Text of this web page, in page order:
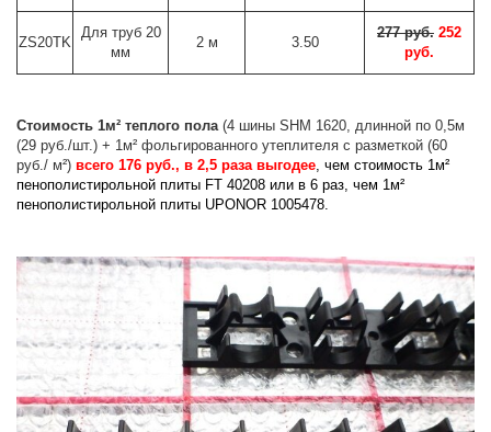
ZS20TK
Для труб 20
мм
2 м 3.50
277 руб. 252
руб.
Стоимость 1м² теплого пола(4 шины SHM 1620, длинной по 0,5м
(29 руб./шт.) + 1м² фольгированного утеплителя с разметкой (60
руб./ м²) всего 176 руб., в 2,5 раза выгодее, чем стоимость 1м²
пенополистирольной плиты FT 40208 или в 6 раз, чем 1м²
пенополистирольной плиты UPONOR 1005478.